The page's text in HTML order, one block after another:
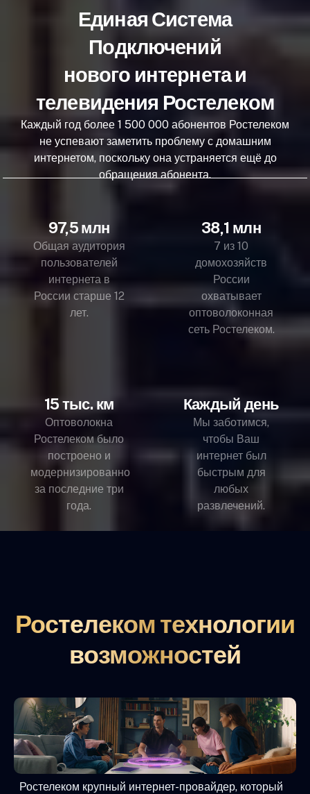
Единая Система
Подключений
нового интернета и
телевидения Ростелеком
Каждый год более 1 500 000 абонентов Ростелеком
не успевают заметить проблему с домашним
интернетом, поскольку она устраняется ещё до
обращения абонента.
97,5 млн
Общая аудитория
пользователей
интернета в
России старше 12
лет.
38,1 млн
7 из 10
домохозяйств
России
охватывает
оптоволоконная
сеть Ростелеком.
15 тыс. км
Оптоволокна
Ростелеком было
построено и
модернизированно
за последние три
года.
Каждый день
Мы заботимся,
чтобы Ваш
интернет был
быстрым для
любых
развлечений.
Ростелеком технологии
возможностей
Ростелеком крупный интернет-провайдер, который